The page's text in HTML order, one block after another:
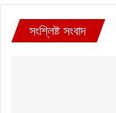
সংশ্লিষ্ট সংবাদ